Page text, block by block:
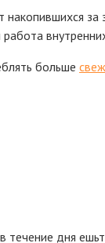
накопившихся
больше
течение дня